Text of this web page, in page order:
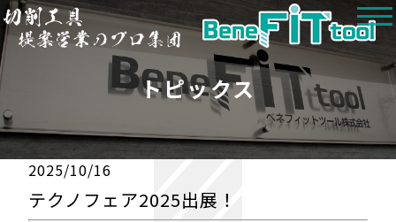
トピックス
2025/10/16
テクノフェア2025出展！